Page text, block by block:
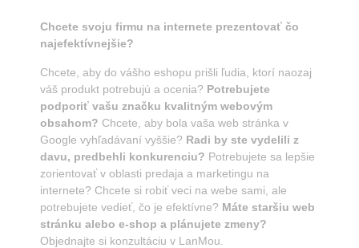
Chcete svoju firmu na internete prezentovať čo
najefektívnejšie?
Chcete, aby do vášho eshopu prišli ľudia, ktorí naozaj
váš produkt potrebujú a ocenia? Potrebujete
podporiť vašu značku kvalitným webovým
obsahom? Chcete, aby bola vaša web stránka v
Google vyhľadávaní vyššie? Radi by ste vydelili z
davu, predbehli konkurenciu? Potrebujete sa lepšie
zorientovať v oblasti predaja a marketingu na
internete? Chcete si robiť veci na webe sami, ale
potrebujete vedieť, čo je efektívne? Máte staršiu web
stránku alebo e-shop a plánujete zmeny?
Objednajte si konzultáciu v LanMou.